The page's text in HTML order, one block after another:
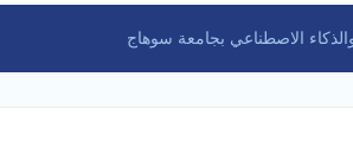
الاصطناعي بجامعة سوهاج